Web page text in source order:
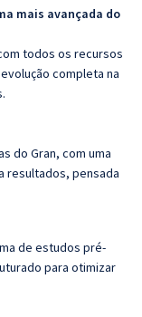
mais avançada do
todos os recursos
completa na
do Gran, com uma
resultados, pensada
de estudos pré-
para otimizar